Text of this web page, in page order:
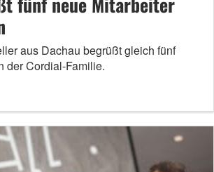
aus Dachau begrüßt gleich fünf
der Cordial-Familie.